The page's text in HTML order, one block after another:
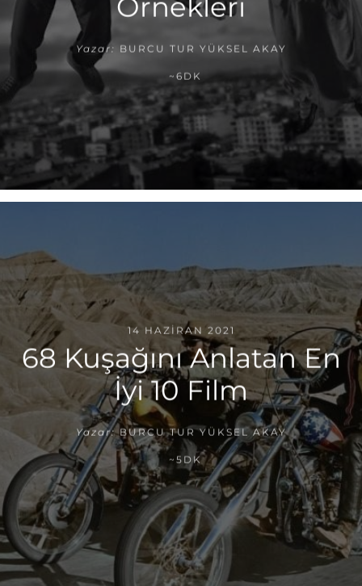
Yazar: BURCU TUR YÜKSEL AKAY
~6DK
14 HAZIRAN 2021
68 Kuşağını Anlatan En
İyi 10 Film
Yazar: BURCU TUR YÜKSEL AKAY
~5DK